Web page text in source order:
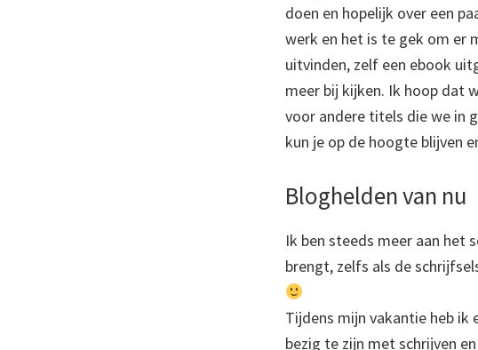
doen en hopelijk over een
werk en het is te gek om er
uitvinden, zelf een ebook
meer bij kijken. Ik hoop dat
voor andere titels die we in
kun je op de hoogte blijven
Bloghelden van nu
Ik ben steeds meer aan het
brengt, zelfs als de
Tijdens mijn vakantie heb ik
bezig te zijn met schrijven